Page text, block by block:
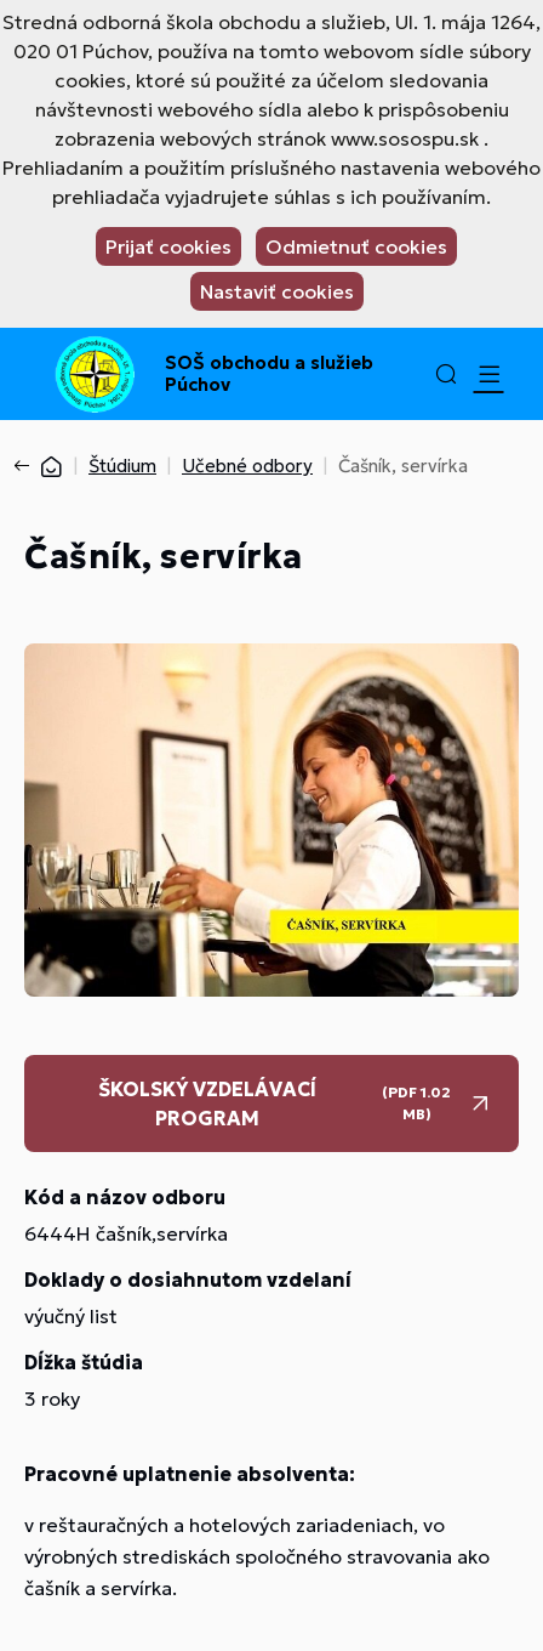
Stredná odborná škola obchodu a služieb, Ul. 1. mája 1264,
020 01 Púchov, používa na tomto webovom sídle súbory
cookies, ktoré sú použité za účelom sledovania
návštevnosti webového sídla alebo k prispôsobeniu
zobrazenia webových stránok www.sosospu.sk .
Prehliadaním a použitím príslušného nastavenia webového
prehliadača vyjadrujete súhlas s ich používaním.
Prijať cookies
Odmietnuť cookies
Nastaviť cookies
SOŠ obchodu a služieb
Púchov
Štúdium Učebné odbory Čašník, servírka
Čašník, servírka
ŠKOLSKÝ VZDELÁVACÍ
PROGRAM
(PDF 1.02
MB)
Kód a názov odboru
6444H čašník,servírka
Doklady o dosiahnutom vzdelaní
výučný list
Dĺžka štúdia
3 roky
Pracovné uplatnenie absolventa:
v reštauračných a hotelových zariadeniach, vo
výrobných strediskách spoločného stravovania ako
čašník a servírka.